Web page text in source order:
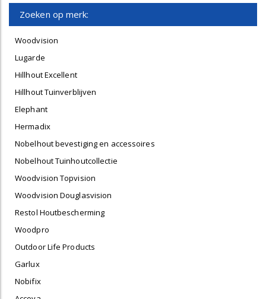
Zoeken op merk:
Woodvision
Lugarde
Hillhout Excellent
Hillhout Tuinverblijven
Elephant
Hermadix
Nobelhout bevestiging en accessoires
Nobelhout Tuinhoutcollectie
Woodvision Topvision
Woodvision Douglasvision
Restol Houtbescherming
Woodpro
Outdoor Life Products
Garlux
Nobifix